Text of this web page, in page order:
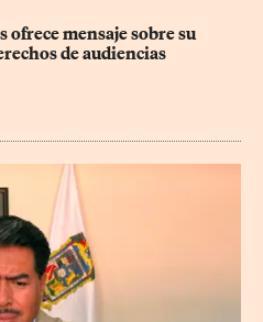
ofrece mensaje sobre su
de audiencias